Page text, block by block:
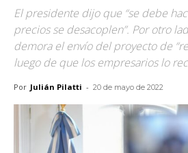
El presidente dijo que “se debe
precios se desacoplen”. Por otro
demora el envío del proyecto de
luego de que los empresarios lo
Por Julián Pilatti - 20 de mayo de 2022